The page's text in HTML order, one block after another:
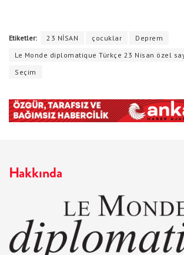
Etiketler: 23 NİSAN çocuklar
Deprem
Le Monde diplomatique Türkçe 23 Nisan özel
Seçim
Hakkında